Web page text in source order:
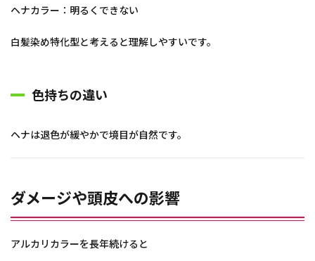
ヘナカラー：明るくできない
白髪染め特化型と考えると理解しやすいです。
色持ちの違い
ヘナは退色が緩やかで境目が自然です。
ダメージや頭皮への影響
アルカリカラーを長年続けると